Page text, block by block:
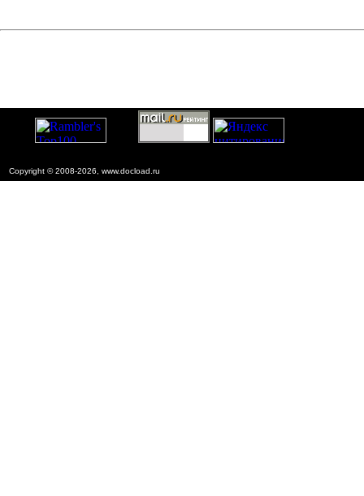
Copyright © 2008-2026, www.docload.ru